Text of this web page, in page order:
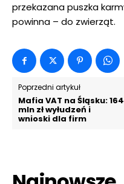
przekazana puszka
powinna – do zwierząt.
Poprzedni artykuł
Mafia VAT na Śląsku: 164
mln zł wyłudzeń i
wnioski dla firm